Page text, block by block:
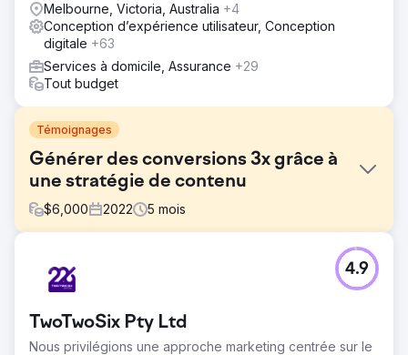
Melbourne, Victoria, Australia +4
Conception d’expérience utilisateur, Conception
digitale +63
Services à domicile, Assurance +29
Tout budget
Témoignages
Générer des conversions 3x grâce à
une stratégie de contenu
$6,000 2022 5 mois
Une startup SaaS du secteur des technologies RH
disposait d'un site web moderne, mais n'attirait pas de
bien référencé sur les termes pertinents et la visibilité
organique des fonctionnalités clés ou des cas d'utilisation
TwoTwoSix Pty Ltd
Nous privilégions une approche marketing centrée sur le
4.9